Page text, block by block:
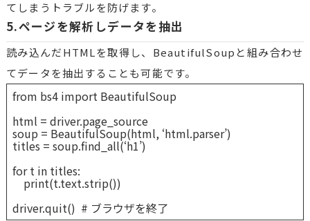
てしまうトラブルを防げます。
5.ページを解析しデータを抽出
読み込んだHTMLを取得し、BeautifulSoupと組み合わせ
てデータを抽出することも可能です。
from bs4 import BeautifulSoup
html = driver.page_source
soup = BeautifulSoup(html, ‘html.parser’)
titles = soup.find_all(‘h1’)
for t in titles:
print(t.text.strip())
driver.quit() # ブラウザを終了